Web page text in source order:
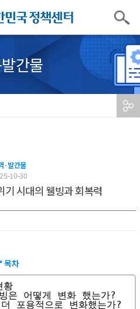
간물
·발간물
10-30
시대의 웰빙과 회복력
* 목차